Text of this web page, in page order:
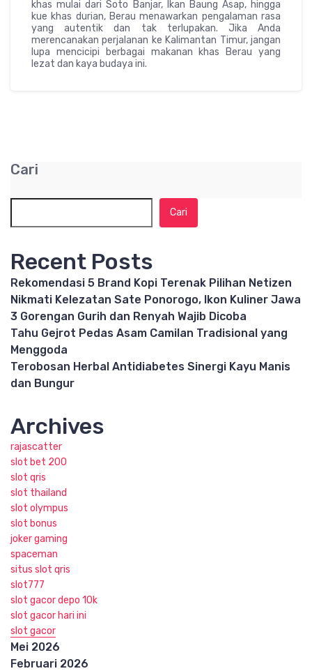
khas mulai dari Soto Banjar, Ikan Baung Asap, hingga
kue khas durian, Berau menawarkan pengalaman rasa
yang autentik dan tak terlupakan. Jika Anda
merencanakan perjalanan ke Kalimantan Timur, jangan
lupa mencicipi berbagai makanan khas Berau yang
lezat dan kaya budaya ini.
Cari
Cari
Recent Posts
Rekomendasi 5 Brand Kopi Terenak Pilihan Netizen
Nikmati Kelezatan Sate Ponorogo, Ikon Kuliner Jawa
3 Gorengan Gurih dan Renyah Wajib Dicoba
Tahu Gejrot Pedas Asam Camilan Tradisional yang
Menggoda
Terobosan Herbal Antidiabetes Sinergi Kayu Manis
dan Bungur
Archives
rajascatter
slot bet 200
slot qris
slot thailand
slot olympus
slot bonus
joker gaming
spaceman
situs slot qris
slot777
slot gacor depo 10k
slot gacor hari ini
slot gacor
Mei 2026
Februari 2026